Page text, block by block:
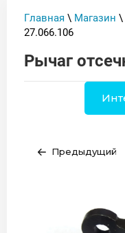
Главная \ Магазин \
27.066.106
Рычаг
Предыдущий